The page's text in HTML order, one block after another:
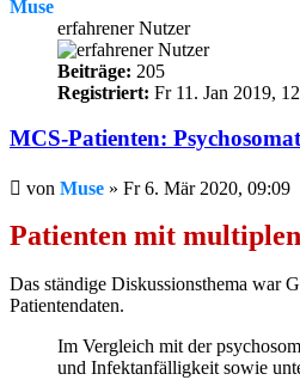
Muse
erfahrener Nutzer
Beiträge: 205
Registriert: Fr 11. Jan 2019,
MCS-Patienten:
Beitrag
von Muse » Fr 6. Mär 2020, 09:09
Patienten mit
Das ständige Diskussionsthema war
Patientendaten.
Im Vergleich mit der
und Infektanfälligkeit sowie